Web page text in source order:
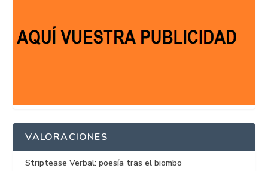
VALORACIONES
Striptease Verbal: poesía tras el biombo